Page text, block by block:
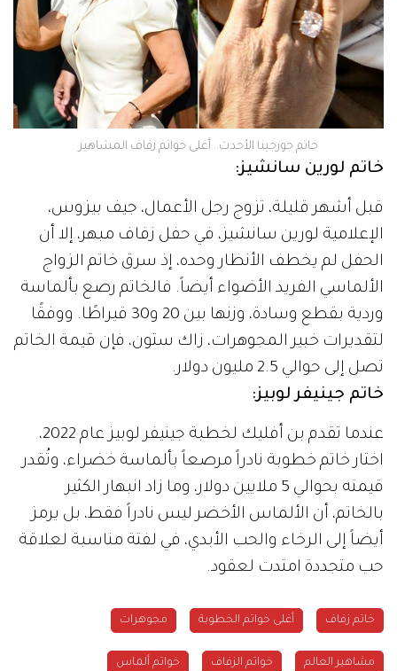
خاتم جورجينا الأحدث.. أغلى خواتم زفاف المشاهير
خاتم لورين سانشيز:
قبل أشهر قليلة، تزوج رجل الأعمال، جيف بيزوس،
الإعلامية لورين سانشيز، في حفل زفاف مبهر، إلا أن
الحفل لم يخطف الأنظار وحده، إذ سرق خاتم الزواج
الألماسي الفريد الأضواء أيضاً. فالخاتم رصع بألماسة
وردية بقطع وسادة، وزنها بين 20 و30 قيراطًا. ووفقًا
لتقديرات خبير المجوهرات، زاك ستون، فإن قيمة الخاتم
تصل إلى حوالي 2.5 مليون دولار.
خاتم جينيفر لوبيز:
عندما تقدم بن أفليك لخطبة جينيفر لوبيز عام 2022،
اختار خاتم خطوبة نادراً مرصعاً بألماسة خضراء، وتُقدر
قيمته بحوالي 5 ملايين دولار، وما زاد انبهار الكثير
بالخاتم، أن الألماس الأخضر ليس نادراً فقط، بل يرمز
أيضاً إلى الرخاء والحب الأبدي، في لفتة مناسبة لعلاقة
حب متجددة امتدت لعقود.
خاتم زفاف أغلى خواتم الخطوبة مجوهرات
مشاهير العالم خواتم الزفاف خواتم ألماس